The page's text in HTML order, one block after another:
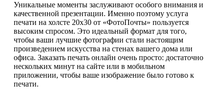
Уникальные моменты заслуживают особого внимания и
качественной презентации. Именно поэтому услуга
печати на холсте 20х30 от «ФотоПочты» пользуется
высоким спросом. Это идеальный формат для того,
чтобы ваши лучшие фотографии стали настоящим
произведением искусства на стенах вашего дома или
офиса. Заказать печать онлайн очень просто: достаточно
нескольких минут на сайте или в мобильном
приложении, чтобы ваше изображение было готово к
печати.